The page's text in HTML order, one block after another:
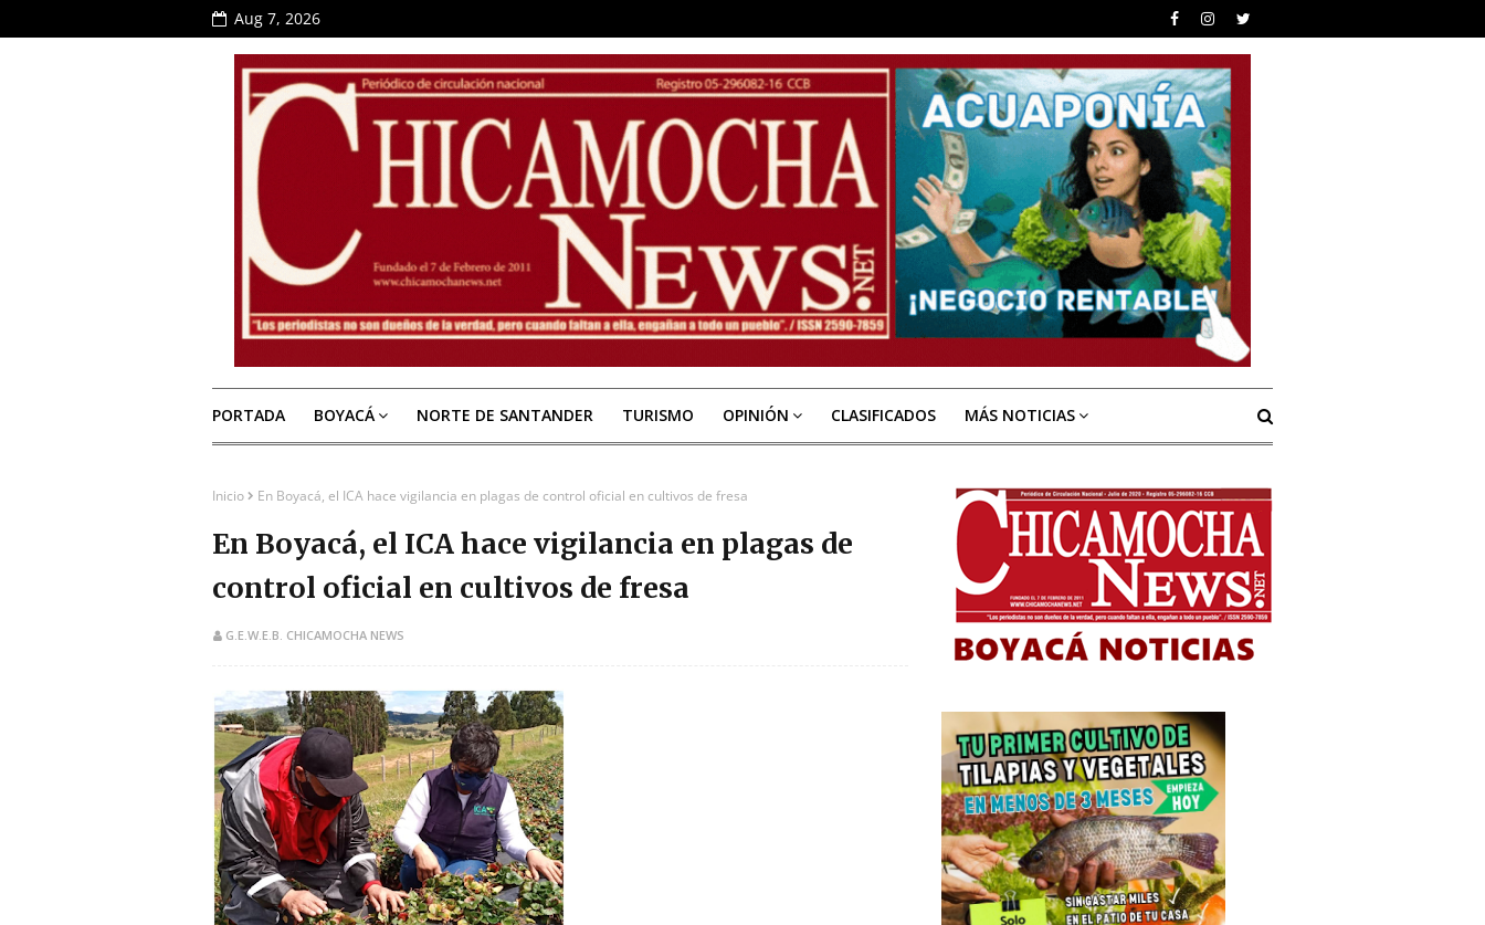
Aug 7, 2026
PORTADA BOYACÁ NORTE DE SANTANDER TURISMO OPINIÓN CLASIFICADOS MÁS NOTICIAS
Inicio En Boyacá, el ICA hace vigilancia en plagas de control oficial en cultivos de fresa
En Boyacá, el ICA hace vigilancia en plagas de
control oficial en cultivos de fresa
G.E.W.E.B. CHICAMOCHA NEWS